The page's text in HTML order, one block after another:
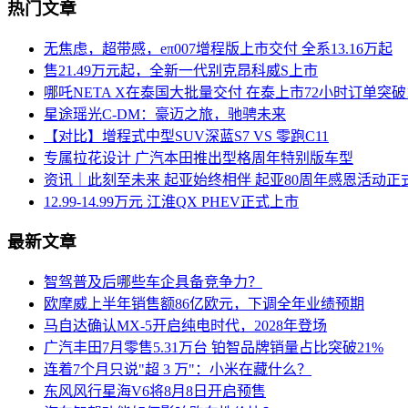
热门文章
无焦虑，超带感，eπ007增程版上市交付 全系13.16万起
售21.49万元起，全新一代别克昂科威S上市
哪吒NETA X在泰国大批量交付 在泰上市72小时订单突破
星途瑶光C-DM：豪迈之旅，驰骋未来
【对比】增程式中型SUV深蓝S7 VS 零跑C11
专属拉花设计 广汽本田推出型格周年特别版车型
资讯｜此刻至未来 起亚始终相伴 起亚80周年感恩活动正
12.99-14.99万元 江淮QX PHEV正式上市
最新文章
智驾普及后哪些车企具备竞争力？
欧摩威上半年销售额86亿欧元，下调全年业绩预期
马自达确认MX‑5开启纯电时代，2028年登场
广汽丰田7月零售5.31万台 铂智品牌销量占比突破21%
连着7个月只说"超 3 万"：小米在藏什么？
东风风行星海V6将8月8日开启预售